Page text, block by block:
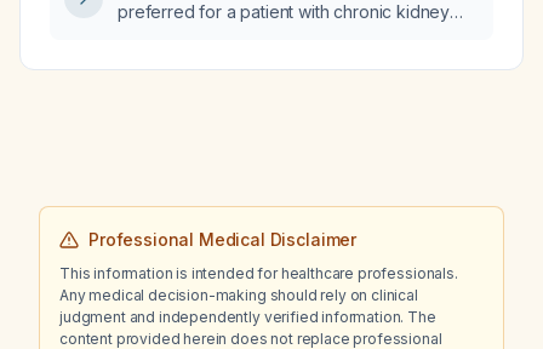
preferred for a patient with chronic kidney
Professional Medical Disclaimer
This information is intended for healthcare professionals.
Any medical decision-making should rely on clinical
judgment and independently verified information. The
content provided herein does not replace professional